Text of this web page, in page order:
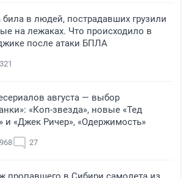
била в людей, пострадавших грузили
на лежаках. Что происходило в
после атаки БПЛА
августа — выбор
«Коп-звезда», новые «Тед
и «Джек Ричер», «Одержимость»
27